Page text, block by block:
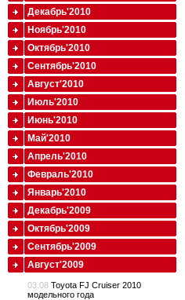
Декабрь'2010
Ноябрь'2010
Октябрь'2010
Сентябрь'2010
Август'2010
Июль'2010
Июнь'2010
Май'2010
Апрель'2010
Февраль'2010
Январь'2010
Декабрь'2009
Октябрь'2009
Сентябрь'2009
Август'2009
03.08 Toyota FJ Cruiser 2010
модельного года